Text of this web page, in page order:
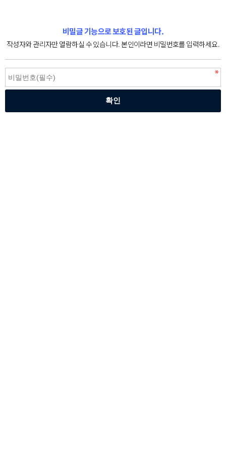
비밀글 기능으로 보호된 글입니다.
작성자와 관리자만 열람하실 수 있습니다. 본인이라면 비밀번호를 입력하세요.